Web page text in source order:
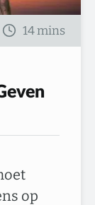
op